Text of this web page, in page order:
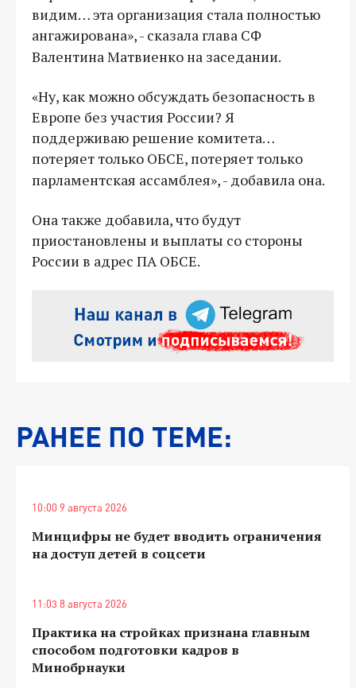
видим… эта организация стала полностью
ангажирована», - сказала глава СФ
Валентина Матвиенко на заседании.
«Ну, как можно обсуждать безопасность в
Европе без участия России? Я
поддерживаю решение комитета…
потеряет только ОБСЕ, потеряет только
парламентская ассамблея», - добавила она.
Она также добавила, что будут
приостановлены и выплаты со стороны
России в адрес ПА ОБСЕ.
РАНЕЕ ПО ТЕМЕ:
10:00 9 августа 2026
Минцифры не будет вводить ограничения
на доступ детей в соцсети
11:03 8 августа 2026
Практика на стройках признана главным
способом подготовки кадров в
Минобрнауки